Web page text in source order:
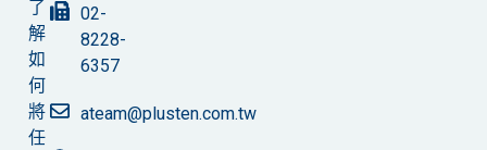
了
解
如
何
將
任
02-
8228-
6357
ateam@plusten.com.tw